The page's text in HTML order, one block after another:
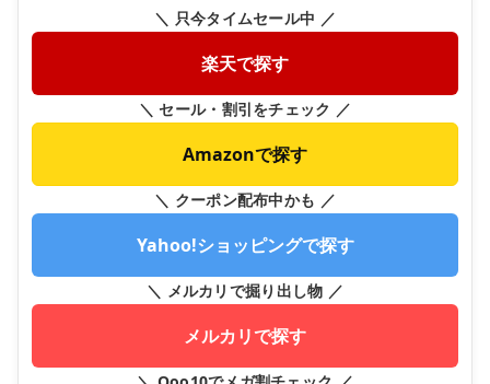
＼ 只今タイムセール中 ／
楽天で探す
＼ セール・割引をチェック ／
Amazonで探す
＼ クーポン配布中かも ／
Yahoo!ショッピングで探す
＼ メルカリで掘り出し物 ／
メルカリで探す